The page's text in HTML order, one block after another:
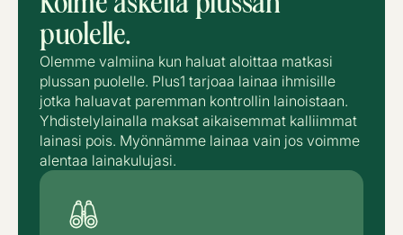
puolelle.
Olemme valmiina kun haluat aloittaa matkasi
plussan puolelle. Plus1 tarjoaa lainaa ihmisille
jotka haluavat paremman kontrollin lainoistaan.
Yhdistelylainalla maksat aikaisemmat kalliimmat
lainasi pois. Myönnämme lainaa vain jos voimme
alentaa lainakulujasi.